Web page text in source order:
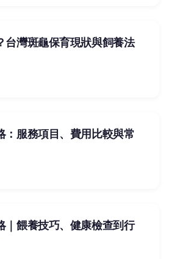
台灣斑龜保育現狀與飼養法
：服務項目、費用比較與常
｜餵養技巧、健康檢查到行